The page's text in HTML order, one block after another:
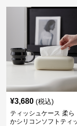
¥3,680 (税込)
ティッシュケース 柔ら
かシリコンソフトティ